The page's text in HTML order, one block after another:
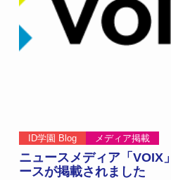
ID学園 Blog メディア掲載
ニュースメディア「VOIX
ースが掲載されました